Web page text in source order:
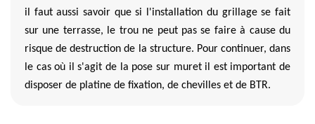
il faut aussi savoir que si l'installation du grillage se fait
sur une terrasse, le trou ne peut pas se faire à cause du
risque de destruction de la structure. Pour continuer, dans
le cas où il s'agit de la pose sur muret il est important de
disposer de platine de fixation, de chevilles et de BTR.